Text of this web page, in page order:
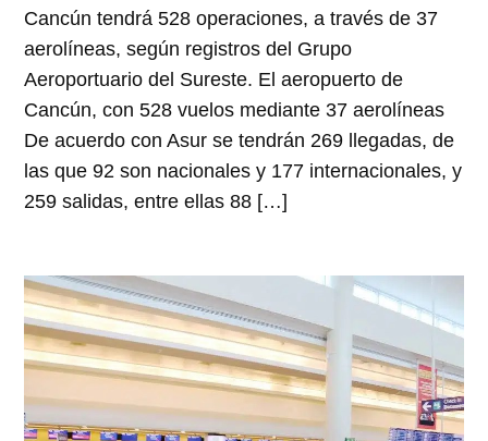
Cancún tendrá 528 operaciones, a través de 37
aerolíneas, según registros del Grupo
Aeroportuario del Sureste. El aeropuerto de
Cancún, con 528 vuelos mediante 37 aerolíneas
De acuerdo con Asur se tendrán 269 llegadas, de
las que 92 son nacionales y 177 internacionales, y
259 salidas, entre ellas 88 […]